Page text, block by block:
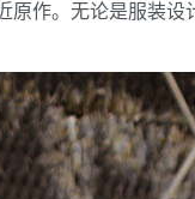
作。无论是服装